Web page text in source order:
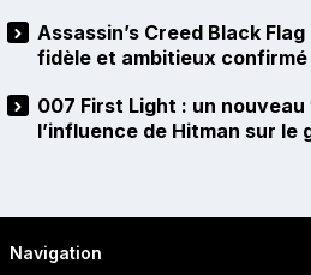
Assassin’s Creed Black
fidèle et ambitieux confirmé
007 First Light : un
l’influence de Hitman sur le
Navigation